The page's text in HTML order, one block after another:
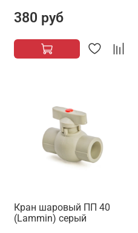
380 руб
Кран шаровый ПП 40
(Lammin) серый